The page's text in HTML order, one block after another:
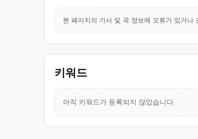
본 페이지의 가사 및 곡 정보에 오류가 있거나
키워드
아직 키워드가 등록되지 않았습니다.